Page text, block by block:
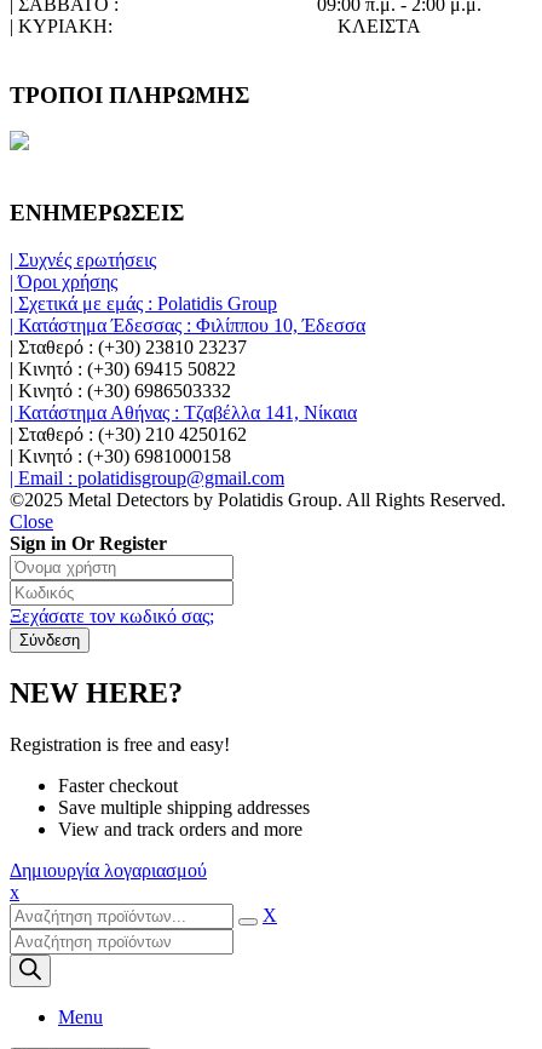
| ΣΑΒΒΑΤΟ :
09:00 π.μ. - 2:00 μ.μ.
| ΚΥΡΙΑΚΗ:
ΚΛΕΙΣΤΑ
ΤΡΟΠΟΙ ΠΛΗΡΩΜΗΣ
ΕΝΗΜΕΡΩΣΕΙΣ
| Συχνές ερωτήσεις
| Όροι χρήσης
| Σχετικά με εμάς : Polatidis Group
| Κατάστημα Έδεσσας : Φιλίππου 10, Έδεσσα
| Σταθερό : (+30) 23810 23237
| Κινητό : (+30) 69415 50822
| Κινητό : (+30) 6986503332
| Κατάστημα Αθήνας : Τζαβέλλα 141, Νίκαια
| Σταθερό : (+30) 210 4250162
| Κινητό : (+30) 6981000158
| Email : polatidisgroup@gmail.com
©2025 Metal Detectors by Polatidis Group. All Rights Reserved.
Close
Sign in Or Register
Ξεχάσατε τον κωδικό σας;
NEW HERE?
Registration is free and easy!
Faster checkout
Save multiple shipping addresses
View and track orders and more
Δημιουργία λογαριασμού
x
X
Products
search
Menu